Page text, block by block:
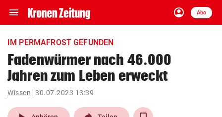
menu Navigation
ein-/ausklappen
account_circle
Anmelden
Abo
close Schließen
account_circle Anmelden
arrow_right
pin_drop
Wien arrow_right
IM PERMAFROST GEFUNDEN
Fadenwürmer nach 46.000
Jahren zum Leben erweckt
Wissen 30.07.2023 13:39